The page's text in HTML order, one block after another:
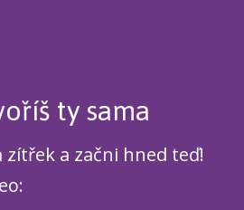
ty sama
zítřek a začni hned teď!